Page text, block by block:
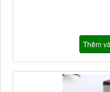
Thêm